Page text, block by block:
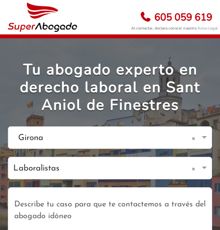
605 059 619
Al contactar, declara conocer nuestroAviso Legal
Tu abogado experto en
derecho laboral en Sant
Aniol de Finestres
Girona ×
Laboralistas ×